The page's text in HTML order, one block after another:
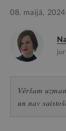
08. maijā, 2024
Vēršam
un nav